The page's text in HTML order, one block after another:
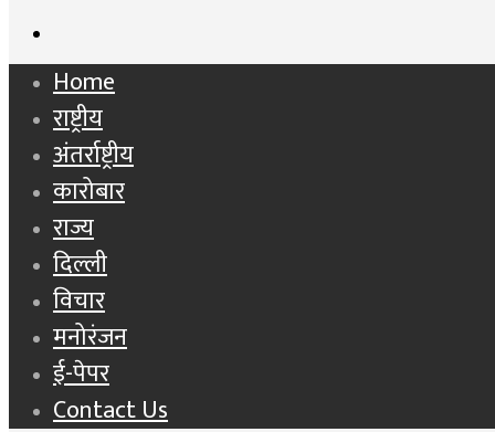
for
Home
राष्ट्रीय
अंतर्राष्ट्रीय
कारोबार
राज्य
दिल्ली
विचार
मनोरंजन
ई-पेपर
Contact Us